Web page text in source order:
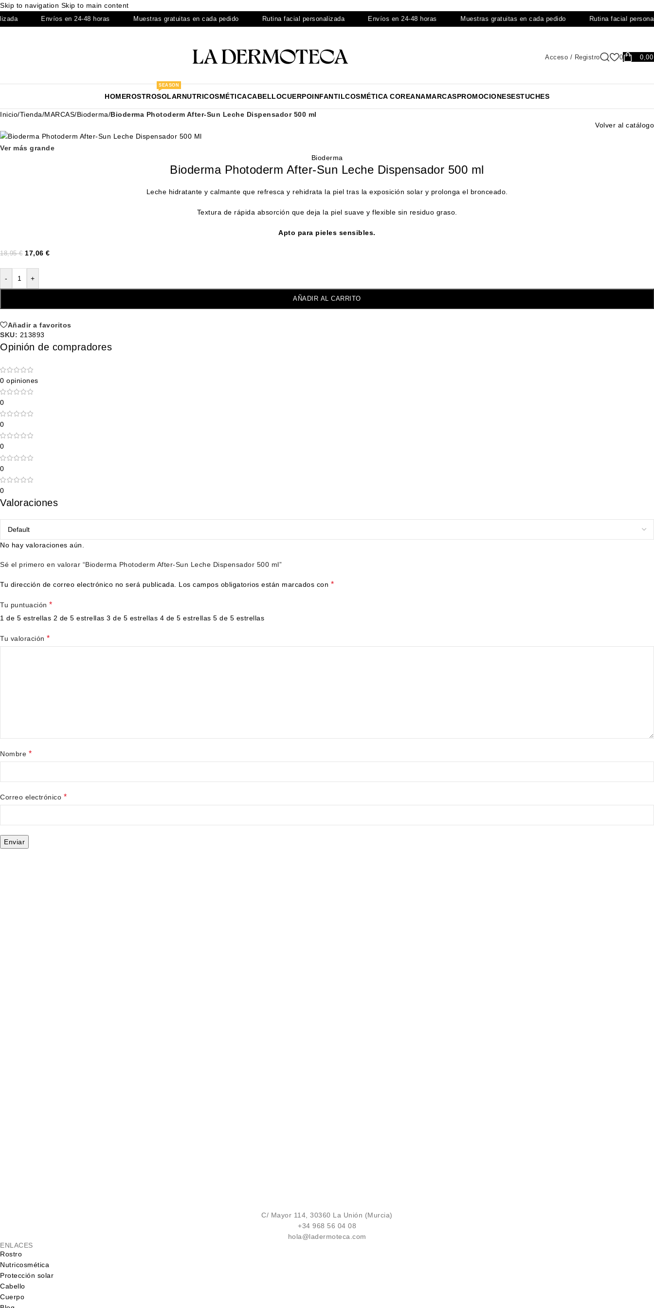
Skip to navigation Skip to main content
Envíos en 24-48 horas Muestras gratuitas en cada pedido Rutina facial personalizada Envíos en 24-48 horas Muestras gratuitas en cada pedido Rutina facial personalizada
Acceso / Registro 0
HOMEROSTROSOLAR
SEASON
NUTRICOSMÉTICACABELLOCUERPOINFANTILCOSMÉTICA COREANAMARCASPROMOCIONESESTUCHES
Inicio/Tienda/MARCAS/Bioderma/Bioderma Photoderm After-Sun Leche Dispensador 500 ml
Volver al catálogo
Ver más grande
Bioderma
Bioderma Photoderm After-Sun Leche Dispensador 500 ml
Leche hidratante y calmante que refresca y rehidrata la piel tras la exposición solar y prolonga el bronceado.
Textura de rápida absorción que deja la piel suave y flexible sin residuo graso.
Apto para pieles sensibles.
18,95€ 17,06 €
- +
AÑADIR AL CARRITO
Añadir a favoritos
SKU: 213893
Opinión de compradores
0 opiniones
0
0
0
0
0
Valoraciones
No hay valoraciones aún.
Sé el primero en valorar “Bioderma Photoderm After-Sun Leche Dispensador 500 ml”
Tu dirección de correo electrónico no será publicada. Los campos obligatorios están marcados con *
Tu puntuación *
1 de 5 estrellas 2 de 5 estrellas 3 de 5 estrellas 4 de 5 estrellas 5 de 5 estrellas
Tu valoración *
Nombre *
Correo electrónico *
C/ Mayor 114, 30360 La Unión (Murcia)
+34 968 56 04 08
hola@ladermoteca.com
ENLACES
Rostro
Nutricosmética
Protección solar
Cabello
Cuerpo